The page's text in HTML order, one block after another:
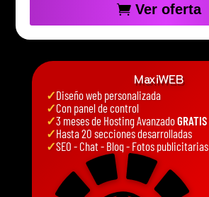
Ver oferta
MaxiWEB
✓Diseño web personalizada
✓Con panel de control
✓3 meses de Hosting AvanzadoGRATIS
✓Hasta 20 secciones desarrolladas
✓SEO - Chat - Blog - Fotos publicitarias